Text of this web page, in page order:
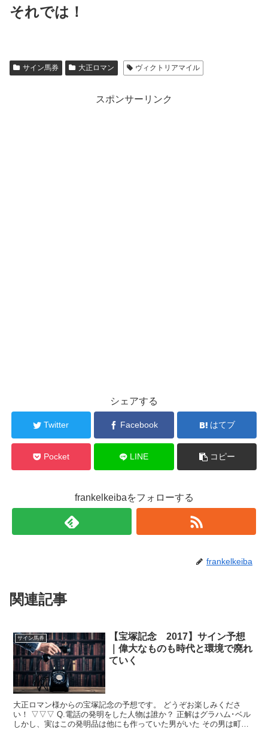
それでは！
サイン馬券 大正ロマン ヴィクトリアマイル
スポンサーリンク
シェアする
Twitter Facebook はてブ
Pocket LINE コピー
frankelkeibaをフォローする
frankelkeiba
関連記事
サイン馬券
【宝塚記念 2017】サイン予想
｜偉大なものも時代と環境で廃れ
ていく
大正ロマン様からの宝塚記念の予想です。 どうぞお楽しみくださ
い！ ▽▽▽ Q.電話の発明をした人物は誰か？ 正解はグラハム･ベル
しかし、実はこの発明品は他にも作っていた男がいた その男は町の